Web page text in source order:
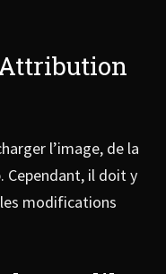
l’image, de la
Cependant, il doit y
modifications